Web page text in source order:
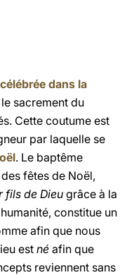
dans la
sacrement du
Cette coutume est
par laquelle se
. Le baptême
fêtes de Noël,
fils de Dieugrâce à la
constitue un
afin que nous
est né afin que
reviennent sans